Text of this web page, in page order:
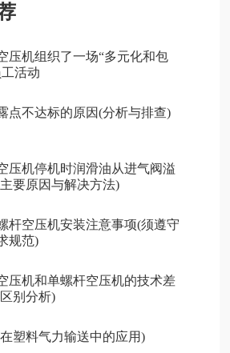
压机组织了一场“多元化和包
活动
点不达标的原因(分析与排查)
压机停机时润滑油从进气阀溢
要原因与解决方法)
杆空压机安装注意事项(须遵守
规范)
压机和单螺杆空压机的技术差
别分析)
塑料气力输送中的应用)